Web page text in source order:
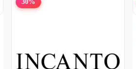
30%